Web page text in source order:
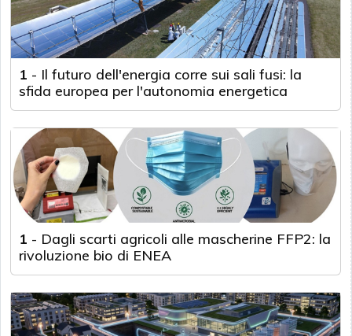
1 - Il futuro dell'energia corre sui sali fusi: la
sfida europea per l'autonomia energetica
1 - Dagli scarti agricoli alle mascherine FFP2: la
rivoluzione bio di ENEA